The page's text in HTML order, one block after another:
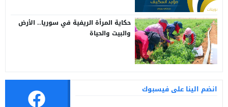
حكاية المرأة الريفية في سوريا.. الأرض
والبيت والحياة
انضم الينا على فيسبوك